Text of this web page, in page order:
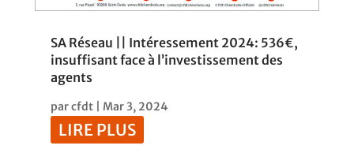
SA Réseau || Intéressement 2024: 536€,
insuffisant face à l’investissement des
agents
parcfdt| Mar 3, 2024
LIRE PLUS